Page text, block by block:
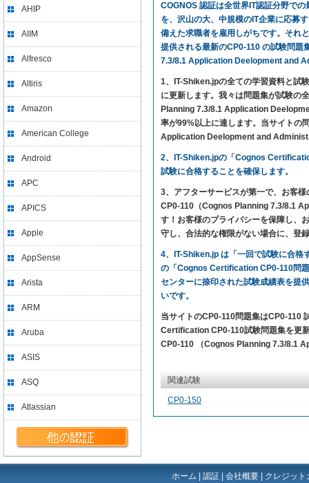
AHIP
AIIM
Alfresco
Altiris
Amazon
American College
Android
APC
APICS
Apple
AppSense
Arista
ARM
Aruba
ASIS
ASQ
Atlassian
COGNOS 認証は全世界IT認証分野で
を、沢山の大、中規模のIT企業に応募
備えた求職者を雇用しがちです。それ
提供される最新のCP0-110 の試験問
7.3/8.1 Application Deelopment and
1、IT-Shiken.jpの全ての学習資料と試
に更新します。我々は問題集が試験の
Planning 7.3/8.1 Application
率が99%以上に達します。当サイト
Application Deelopment and Administ
2、IT-Shiken.jpの「Cognos
試験に合格することを確保します。
3、アフターサービスが第一で、お客
CP0-110（Cognos Planning 7.3/8.1
す！お客様のプライバシーを保障し、
守し、合法的な権限がない場合に、登
4、IT-Shiken.jp は「一回で試験に合格
の「Cognos Certification CP0-110問
センターに捺印された試験成績表を提
いです。
当サイトのCP0-110問題集はCP0-110
Certification CP0-110試験問題集を更
CP0-110 （Cognos Planning 7.3/8.1
関連試験
CP0-150
ホーム 認証 会社概要 クレジッ